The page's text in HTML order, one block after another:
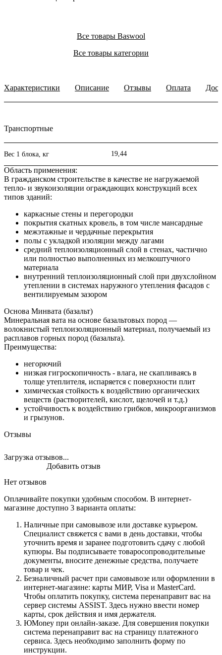
Все товары Baswool
Все товары категории
Характеристики Описание Отзывы Оплата
Транспортные
Вес 1 блока, кг 19,44
Область применения:
В гражданском строительстве в качестве не нагружаемой
тепло- и звукоизоляции ограждающих конструкций всех
типов зданий:
каркасные стены и перегородки
покрытия скатных кровель, в том числе мансардные
межэтажные и чердачные перекрытия
полы с укладкой изоляции между лагами
средний теплоизоляционный слой в стенах, частично
или полностью выполненных из мелкоштучного
материала
внутренний теплоизоляционный слой при двухслойном
утеплении в системах наружного утепления фасадов с
вентилируемым зазором
Основа Минвата (базальт)
Минеральная вата на основе базальтовых пород —
волокнистый теплоизоляционный материал, получаемый из
расплавов горных пород (базальта).
Преимущества:
негорючий
низкая гигроскопичность - влага, не скапливаясь в
толще утеплителя, испаряется с поверхности плит
химическая стойкость к воздействию органических
веществ (растворителей, кислот, щелочей и т.д.)
устойчивость к воздействию грибков, микроорганизмов
и грызунов.
Отзывы
Загрузка отзывов...
Нет отзывов
Добавить отзыв
Оплачивайте покупки удобным способом. В интернет-
магазине доступно 3 варианта оплаты:
Наличные при самовывозе или доставке курьером.
Специалист свяжется с вами в день доставки, чтобы
уточнить время и заранее подготовить сдачу с любой
купюры. Вы подписываете товаросопроводительные
документы, вносите денежные средства, получаете
товар и чек.
Безналичный расчет при самовывозе или оформлении в
интернет-магазине: карты МИР, Visa и MasterCard.
Чтобы оплатить покупку, система перенаправит вас на
сервер системы ASSIST. Здесь нужно ввести номер
карты, срок действия и имя держателя.
ЮMoney при онлайн-заказе. Для совершения покупки
система перенаправит вас на страницу платежного
сервиса. Здесь необходимо заполнить форму по
инструкции.